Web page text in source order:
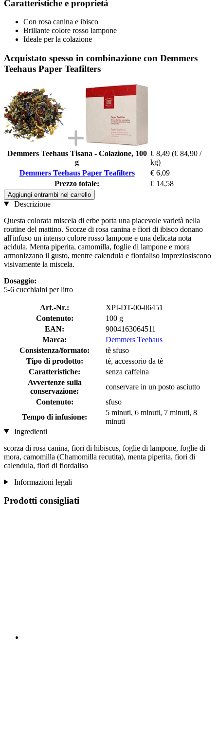
Caratteristiche e proprietà
Con rosa canina e ibisco
Brillante colore rosso lampone
Ideale per la colazione
Acquistato spesso in combinazione con Demmers
Teehaus Paper Teafilters
Demmers Teehaus Tisana - Colazione, 100
g
€ 8,49 (€ 84,90 /
kg)
Demmers Teehaus Paper Teafilters
€ 6,09
Prezzo totale:
€ 14,58
Aggiungi entrambi nel carrello
Descrizione
Questa colorata miscela di erbe porta una piacevole varietà nella
routine del mattino. Scorze di rosa canina e fiori di ibisco donano
all'infuso un intenso colore rosso lampone e una delicata nota
acidula. Menta piperita, camomilla, foglie di lampone e mora
armonizzano il gusto, mentre calendula e fiordaliso impreziosiscono
visivamente la miscela.
Dosaggio:
5-6 cucchiaini per litro
Art.-Nr.:
XPI-DT-00-06451
Contenuto:
100 g
EAN:
9004163064511
Marca:
Demmers Teehaus
Consistenza/formato:
tè sfuso
Tipo di prodotto:
tè, accessorio da tè
Caratteristiche:
senza caffeina
Avvertenze sulla
conservazione:
conservare in un posto asciutto
Contenuto:
sfuso
Tempo di infusione:
5 minuti, 6 minuti, 7 minuti, 8
minuti
Ingredienti
scorza di rosa canina, fiori di hibiscus, foglie di lampone, foglie di
mora, camomilla (Chamomilla recutita), menta piperita, fiori di
calendula, fiori di fiordaliso
Informazioni legali
Prodotti consigliati